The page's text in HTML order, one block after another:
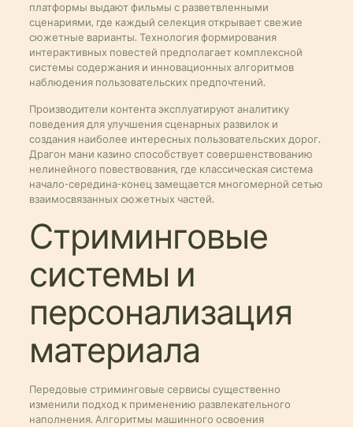
платформы выдают фильмы с разветвленными
сценариями, где каждый селекция открывает свежие
сюжетные варианты. Технология формирования
интерактивных повестей предполагает комплексной
системы содержания и инновационных алгоритмов
наблюдения пользовательских предпочтений.
Производители контента эксплуатируют аналитику
поведения для улучшения сценарных развилок и
создания наиболее интересных пользовательских дорог.
Драгон мани казино способствует совершенствованию
нелинейного повествования, где классическая система
начало-середина-конец замещается многомерной сетью
взаимосвязанных сюжетных частей.
Стриминговые
системы и
персонализация
материала
Передовые стриминговые сервисы существенно
изменили подход к применению развлекательного
наполнения. Алгоритмы машинного освоения